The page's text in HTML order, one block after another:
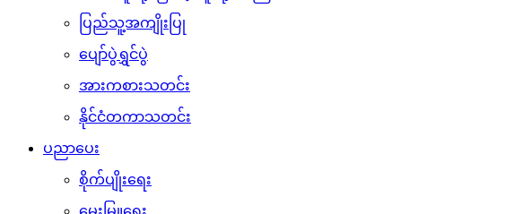
ပြည်သူ့အကျိုးပြု
ပျော်ပွဲရွှင်ပွဲ
အားကစားသတင်း
နိုင်ငံတကာသတင်း
ပညာပေး
စိုက်ပျိုးရေး
မွေးမြူရေး